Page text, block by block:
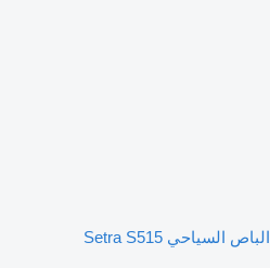
الباص السياحي Setra S515